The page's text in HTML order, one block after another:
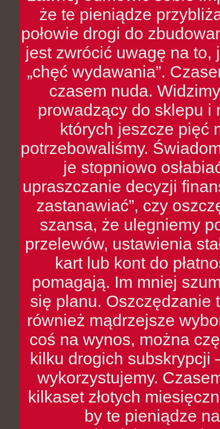
że te pieniądze
połowie drogi do
jest zwrócić uwagę na to,
„chęć wydawania”.
czasem nuda.
prowadzący do sklepu i
których jeszcze pięć
potrzebowaliśmy.
je stopniowo
upraszczanie decyzji
zastanawiać”, czy
szansa, że ulegniemy
przelewów, ustawienia
kart lub kont do
pomagają. Im mniej
się planu. Oszczędzanie
również mądrzejsze
coś na wynos, można
kilku drogich subskrypcji
wykorzystujemy.
kilkaset złotych
by te pieniądze